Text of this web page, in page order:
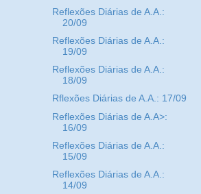
Reflexões Diárias de A.A.:
20/09
Reflexões Diárias de A.A.:
19/09
Reflexões Diárias de A.A.:
18/09
Rflexões Diárias de A.A.: 17/09
Reflexões Diárias de A.A>:
16/09
Reflexões Diárias de A.A.:
15/09
Reflexões Diárias de A.A.:
14/09